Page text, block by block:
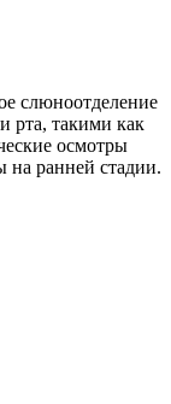
слюноотделение
рта, такими как
осмотры
на ранней стадии.